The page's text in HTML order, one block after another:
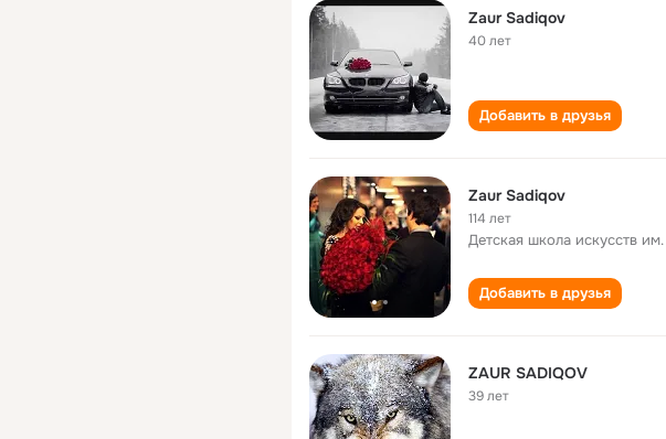
Zaur Sadiqov
40 лет
Добавить в друзья
Zaur Sadiqov
114 лет
Детская школа искусств
Добавить в друзья
ZAUR SADIQOV
39 лет